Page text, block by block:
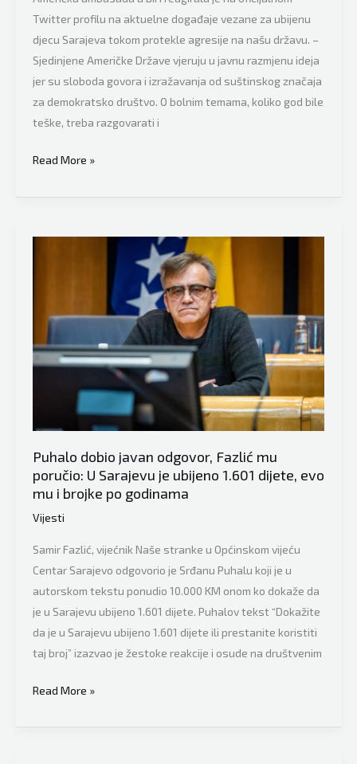
Twitter profilu na aktuelne događaje vezane za ubijenu
djecu Sarajeva tokom protekle agresije na našu državu. –
Sjedinjene Američke Države vjeruju u javnu razmjenu ideja
jer su sloboda govora i izražavanja od suštinskog značaja
za demokratsko društvo. O bolnim temama, koliko god bile
teške, treba razgovarati i
Iz
ambasade
poručili:
O
bolnim
god
treba
razgovarati
Read More »
Puhalo dobio javan odgovor, Fazlić mu
poručio: U Sarajevu je ubijeno 1.601 dijete, evo
mu i brojke po godinama
Vijesti
Samir Fazlić, vijećnik Naše stranke u Općinskom vijeću
Centar Sarajevo odgovorio je Srđanu Puhalu koji je u
autorskom tekstu ponudio 10.000 KM onom ko dokaže da
je u Sarajevu ubijeno 1.601 dijete. Puhalov tekst “Dokažite
da je u Sarajevu ubijeno 1.601 dijete ili prestanite koristiti
taj broj” izazvao je žestoke reakcije i osude na društvenim
Puhalo
javan
Read More »